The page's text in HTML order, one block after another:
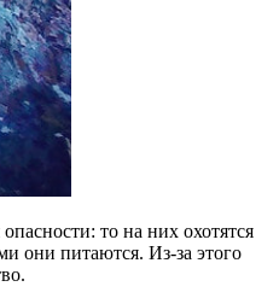
то на них охотятся
они питаются. Из-за этого